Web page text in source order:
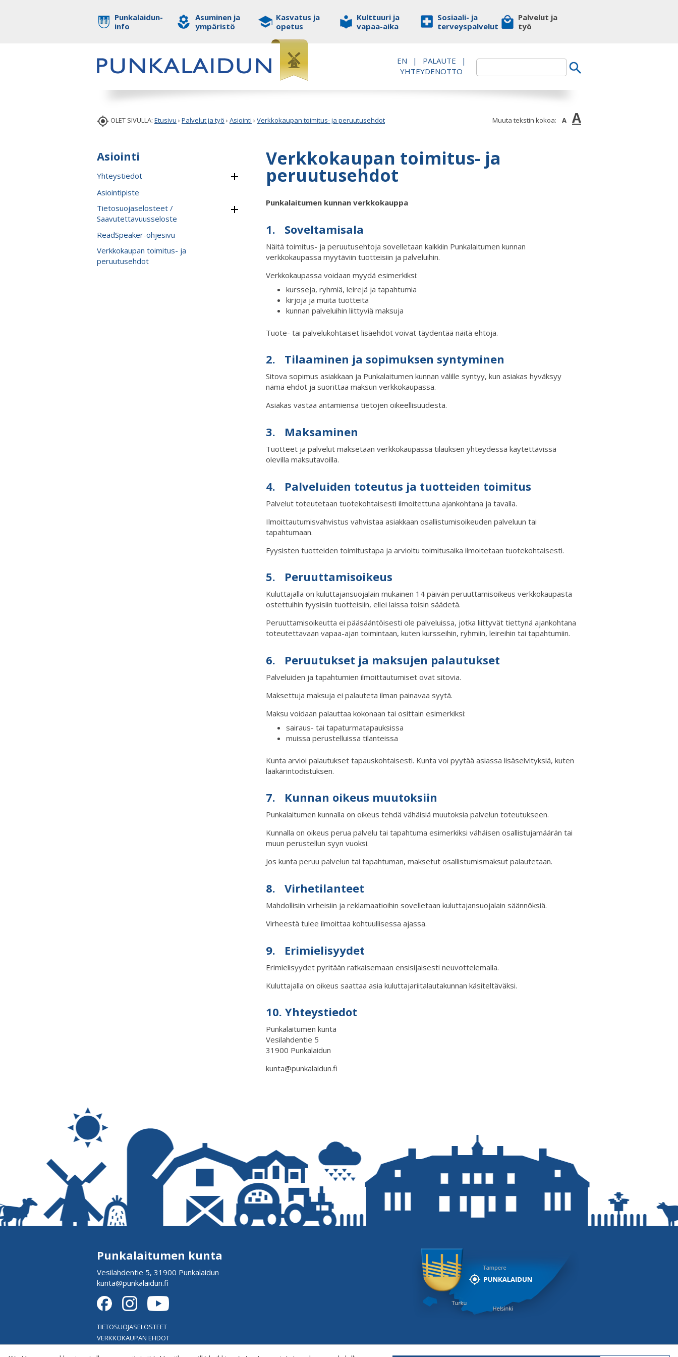
Punkalaidun-
info
Asuminen ja
ympäristö
Kasvatus ja
opetus
Kulttuuri ja
vapaa-aika
Sosiaali- ja
terveyspalvelut
Palvelut ja
työ
EN | PALAUTE
|
YHTEYDENOTTO
 OLET SIVULLA: Etusivu › Palvelut ja työ › Asiointi › Verkkokaupan toimitus- ja peruutusehdot Muuta tekstin kokoa: A A
Asiointi
Yhteystiedot
Asiointipiste
Tietosuojaselosteet /
Saavutettavuusseloste
ReadSpeaker-ohjesivu
Verkkokaupan toimitus- ja
peruutusehdot
Verkkokaupan toimitus- ja
peruutusehdot
Punkalaitumen kunnan verkkokauppa
1. Soveltamisala
Näitä toimitus- ja peruutusehtoja sovelletaan kaikkiin Punkalaitumen kunnan
verkkokaupassa myytäviin tuotteisiin ja palveluihin.
Verkkokaupassa voidaan myydä esimerkiksi:
kursseja, ryhmiä, leirejä ja tapahtumia
kirjoja ja muita tuotteita
kunnan palveluihin liittyviä maksuja
Tuote- tai palvelukohtaiset lisäehdot voivat täydentää näitä ehtoja.
2. Tilaaminen ja sopimuksen syntyminen
Sitova sopimus asiakkaan ja Punkalaitumen kunnan välille syntyy, kun asiakas hyväksyy
nämä ehdot ja suorittaa maksun verkkokaupassa.
Asiakas vastaa antamiensa tietojen oikeellisuudesta.
3. Maksaminen
Tuotteet ja palvelut maksetaan verkkokaupassa tilauksen yhteydessä käytettävissä
olevilla maksutavoilla.
4. Palveluiden toteutus ja tuotteiden toimitus
Palvelut toteutetaan tuotekohtaisesti ilmoitettuna ajankohtana ja tavalla.
Ilmoittautumisvahvistus vahvistaa asiakkaan osallistumisoikeuden palveluun tai
tapahtumaan.
Fyysisten tuotteiden toimitustapa ja arvioitu toimitusaika ilmoitetaan tuotekohtaisesti.
5. Peruuttamisoikeus
Kuluttajalla on kuluttajansuojalain mukainen 14 päivän peruuttamisoikeus verkkokaupasta
ostettuihin fyysisiin tuotteisiin, ellei laissa toisin säädetä.
Peruuttamisoikeutta ei pääsääntöisesti ole palveluissa, jotka liittyvät tiettynä ajankohtana
toteutettavaan vapaa-ajan toimintaan, kuten kursseihin, ryhmiin, leireihin tai tapahtumiin.
6. Peruutukset ja maksujen palautukset
Palveluiden ja tapahtumien ilmoittautumiset ovat sitovia.
Maksettuja maksuja ei palauteta ilman painavaa syytä.
Maksu voidaan palauttaa kokonaan tai osittain esimerkiksi:
sairaus- tai tapaturmatapauksissa
muissa perustelluissa tilanteissa
Kunta arvioi palautukset tapauskohtaisesti. Kunta voi pyytää asiassa lisäselvityksiä, kuten
lääkärintodistuksen.
7. Kunnan oikeus muutoksiin
Punkalaitumen kunnalla on oikeus tehdä vähäisiä muutoksia palvelun toteutukseen.
Kunnalla on oikeus perua palvelu tai tapahtuma esimerkiksi vähäisen osallistujamäärän tai
muun perustellun syyn vuoksi.
Jos kunta peruu palvelun tai tapahtuman, maksetut osallistumismaksut palautetaan.
8. Virhetilanteet
Mahdollisiin virheisiin ja reklamaatioihin sovelletaan kuluttajansuojalain säännöksiä.
Virheestä tulee ilmoittaa kohtuullisessa ajassa.
9. Erimielisyydet
Erimielisyydet pyritään ratkaisemaan ensisijaisesti neuvottelemalla.
Kuluttajalla on oikeus saattaa asia kuluttajariitalautakunnan käsiteltäväksi.
10. Yhteystiedot
Punkalaitumen kunta
Vesilahdentie 5
31900 Punkalaidun
kunta@punkalaidun.fi
Punkalaitumen kunta
Vesilahdentie 5, 31900 Punkalaidun
kunta@punkalaidun.fi
TIETOSUOJASELOSTEET
VERKKOKAUPAN EHDOT